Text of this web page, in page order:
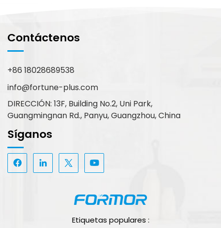
Contáctenos
+86 18028689538
info@fortune-plus.com
DIRECCIÓN: 13F, Building No.2, Uni Park,
Guangmingnan Rd., Panyu, Guangzhou, China
Síganos
Etiquetas populares :